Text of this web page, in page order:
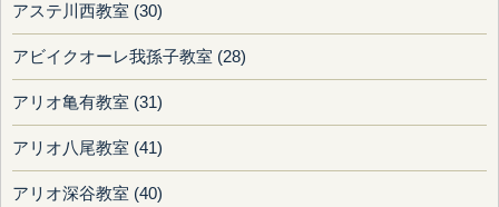
アステ川西教室 (30)
アビイクオーレ我孫子教室 (28)
アリオ亀有教室 (31)
アリオ八尾教室 (41)
アリオ深谷教室 (40)